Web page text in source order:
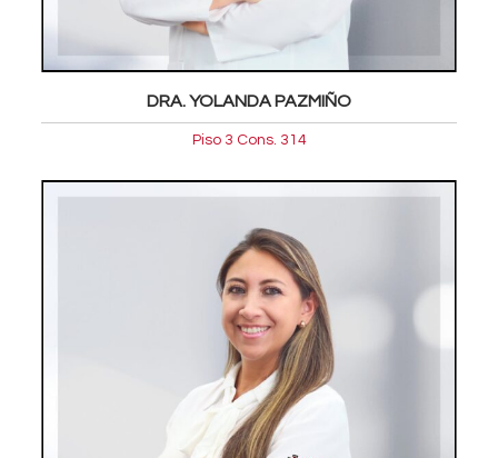
DRA. YOLANDA PAZMIÑO
Piso 3 Cons. 314